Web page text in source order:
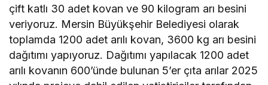
çift katlı 30 adet kovan ve 90 kilogram arı besini
veriyoruz. Mersin Büyükşehir Belediyesi olarak
toplamda 1200 adet arılı kovan, 3600 kg arı besini
dağıtımı yapıyoruz. Dağıtımı yapılacak 1200 adet
arılı kovanın 600’ünde bulunan 5’er çıta arılar 2025